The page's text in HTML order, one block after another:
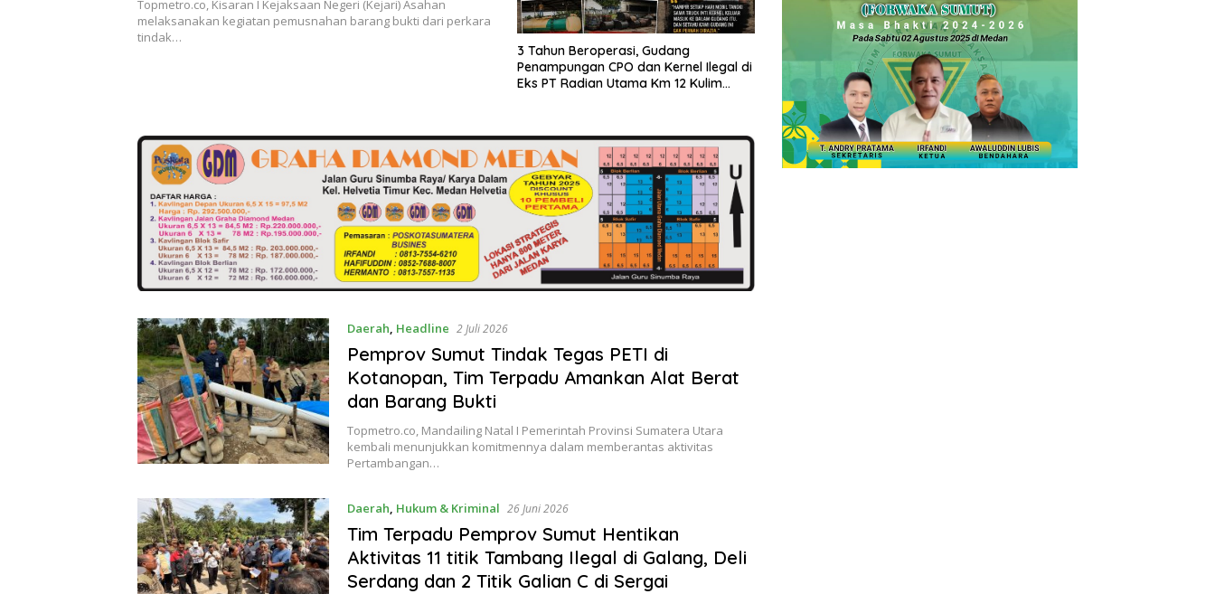
Topmetro.co, Kisaran I Kejaksaan Negeri (Kejari) Asahan
melaksanakan kegiatan pemusnahan barang bukti dari perkara
tindak…
3 Tahun Beroperasi, Gudang
Penampungan CPO dan Kernel Ilegal di
Eks PT Radian Utama Km 12 Kulim
Daerah, Headline 2 Juli 2026
Pemprov Sumut Tindak Tegas PETI di
Kotanopan, Tim Terpadu Amankan Alat Berat
dan Barang Bukti
Topmetro.co, Mandailing Natal I Pemerintah Provinsi Sumatera Utara
kembali menunjukkan komitmennya dalam memberantas aktivitas
Pertambangan…
Daerah, Hukum & Kriminal 26 Juni 2026
Tim Terpadu Pemprov Sumut Hentikan
Aktivitas 11 titik Tambang Ilegal di Galang, Deli
Serdang dan 2 Titik Galian C di Sergai